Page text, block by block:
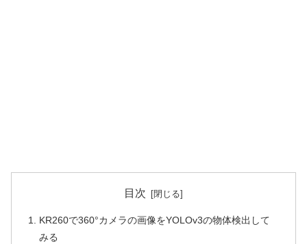
目次
KR260で360°カメラの画像をYOLOv3の物体検出して
みる